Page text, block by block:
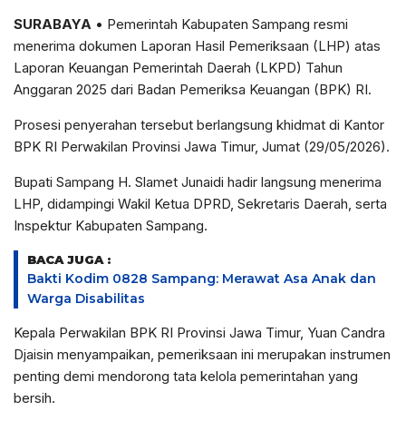
SURABAYA • Pemerintah Kabupaten Sampang resmi
menerima dokumen Laporan Hasil Pemeriksaan (LHP) atas
Laporan Keuangan Pemerintah Daerah (LKPD) Tahun
Anggaran 2025 dari Badan Pemeriksa Keuangan (BPK) RI.
Prosesi penyerahan tersebut berlangsung khidmat di Kantor
BPK RI Perwakilan Provinsi Jawa Timur, Jumat (29/05/2026).
Bupati Sampang H. Slamet Junaidi hadir langsung menerima
LHP, didampingi Wakil Ketua DPRD, Sekretaris Daerah, serta
Inspektur Kabupaten Sampang.
BACA JUGA :
Bakti Kodim 0828 Sampang: Merawat Asa Anak dan
Warga Disabilitas
Kepala Perwakilan BPK RI Provinsi Jawa Timur, Yuan Candra
Djaisin menyampaikan, pemeriksaan ini merupakan instrumen
penting demi mendorong tata kelola pemerintahan yang
bersih.